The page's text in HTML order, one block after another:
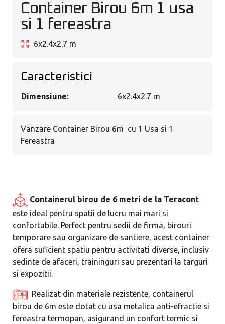
Container Birou 6m 1 usa
si 1 fereastra
6x2.4x2.7 m
Caracteristici
Dimensiune: 6x2.4x2.7 m
Vanzare Container Birou 6m cu 1 Usa si 1
Fereastra
Containerul birou de 6 metri de la Teracont
este ideal pentru spatii de lucru mai mari si
confortabile. Perfect pentru sedii de firma, birouri
temporare sau organizare de santiere, acest container
ofera suficient spatiu pentru activitati diverse, inclusiv
sedinte de afaceri, traininguri sau prezentari la targuri
si expozitii.
Realizat din materiale rezistente, containerul
birou de 6m este dotat cu usa metalica anti-efractie si
fereastra termopan, asigurand un confort termic si